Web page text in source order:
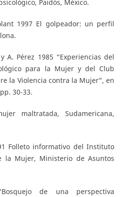
Paidós, México.
1997 El golpeador: un perfil
A. Pérez 1985 “Experiencias del
para la Mujer y del Club
la Violencia contra la Mujer”, en
30-33.
maltratada, Sudamericana,
Folleto informativo del Instituto
Mujer, Ministerio de Asuntos
de una perspectiva